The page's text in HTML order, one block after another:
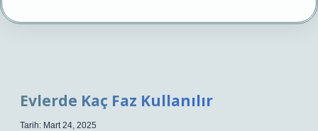
Evlerde Kaç Faz Kullanılır
Tarih: Mart 24, 2025